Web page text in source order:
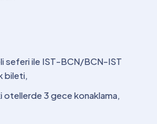
seferi ile IST-BCN/BCN-IST
bileti,
3 gece konaklama,